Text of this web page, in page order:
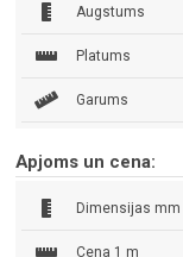
Augstums
Platums
Garums
Apjoms un cena:
Dimensijas mm
Cena 1 m